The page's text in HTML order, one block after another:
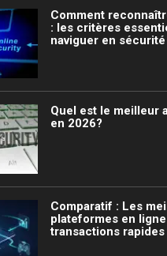
Comment
: les critères
naviguer en sécurité
Quel est le meilleur
en 2026?
Comparatif : Les
plateformes en
transactions